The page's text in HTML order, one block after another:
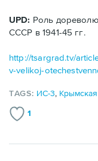
UPD: Роль
СССР в 1941-45 гг.
http://tsargrad.tv/
v-velikoj-
TAGS: ИС-3,
1